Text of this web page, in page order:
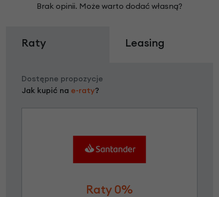
Brak opinii. Może warto dodać własną?
Raty Leasing
Dostępne propozycje
Jak kupić na e-raty?
Raty 0%